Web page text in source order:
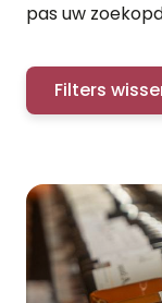
pas uw
Filters